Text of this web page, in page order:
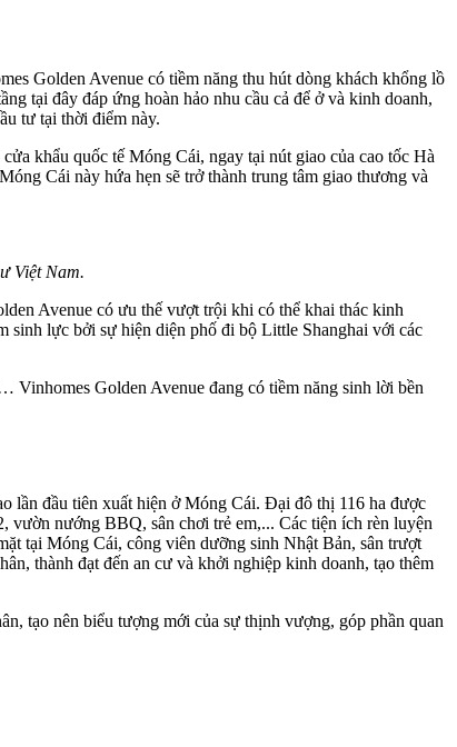
Golden Avenue có tiềm năng thu hút dòng khách khổng lồ
tại đây đáp ứng hoàn hảo nhu cầu cả để ở và kinh doanh,
tư tại thời điểm này.
khẩu quốc tế Móng Cái, ngay tại nút giao của cao tốc Hà
Cái này hứa hẹn sẽ trở thành trung tâm giao thương và
Việt Nam.
Avenue có ưu thế vượt trội khi có thể khai thác kinh
lực bởi sự hiện diện phố đi bộ Little Shanghai với các
Vinhomes Golden Avenue đang có tiềm năng sinh lời bền
lần đầu tiên xuất hiện ở Móng Cái. Đại đô thị 116 ha được
vườn nướng BBQ, sân chơi trẻ em,... Các tiện ích rèn luyện
tại Móng Cái, công viên dưỡng sinh Nhật Bản, sân trượt
thành đạt đến an cư và khởi nghiệp kinh doanh, tạo thêm
tạo nên biểu tượng mới của sự thịnh vượng, góp phần quan